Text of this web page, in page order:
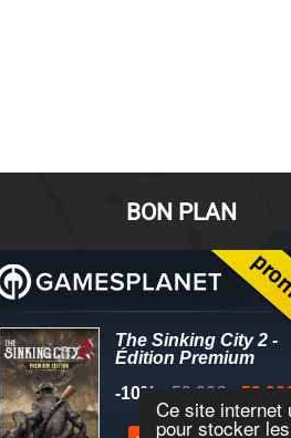
Ce site internet
pour stocker
BON PLAN